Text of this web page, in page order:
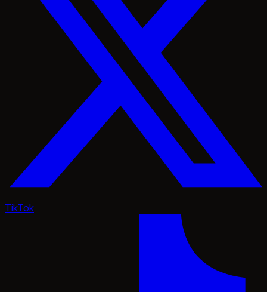
TikTok